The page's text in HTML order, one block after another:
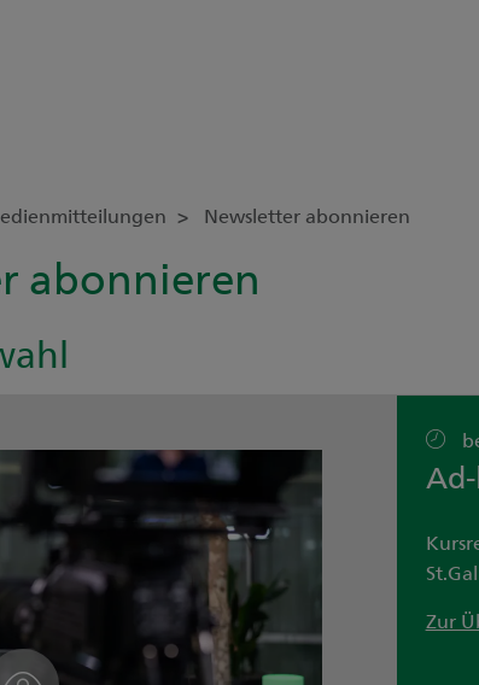
Newsletter abonnieren
abonnieren
Zur